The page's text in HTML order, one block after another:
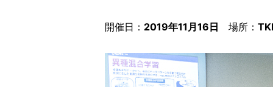
開催日： 2019年11月16日 場所：